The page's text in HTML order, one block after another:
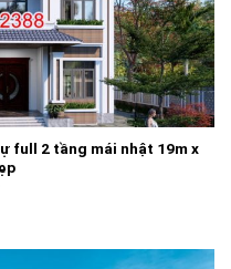
full 2 tầng mái nhật 19m x